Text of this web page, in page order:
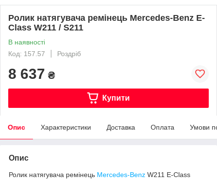
Ролик натягувача ремінець Mercedes-Benz E-
Class W211 / S211
В наявності
Код: 157.57
Роздріб
8 637 ₴
Купити
Опис Характеристики Доставка Оплата Умови
Опис
Ролик натягувача ремінець Mercedes-Benz W211 E-Class